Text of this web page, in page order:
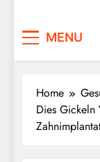
MENU
Home
Dies